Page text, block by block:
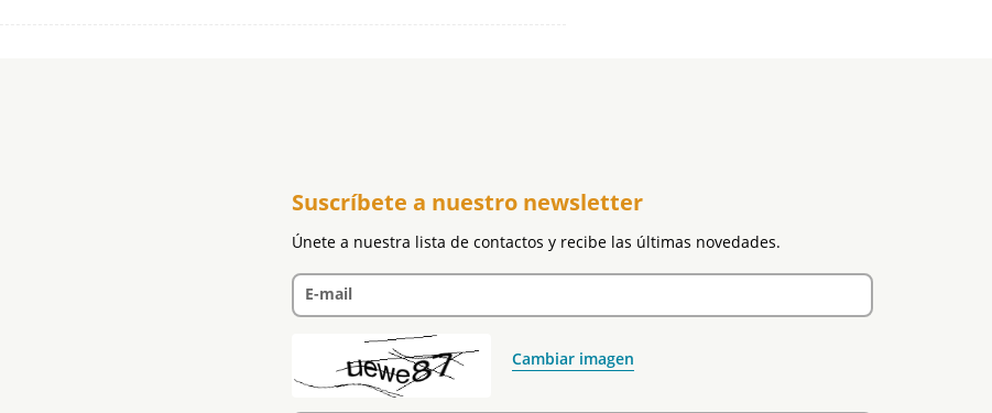
Suscríbete a nuestro newsletter
Únete a nuestra lista de contactos y recibe las últimas novedades.
E-mail
Cambiar imagen